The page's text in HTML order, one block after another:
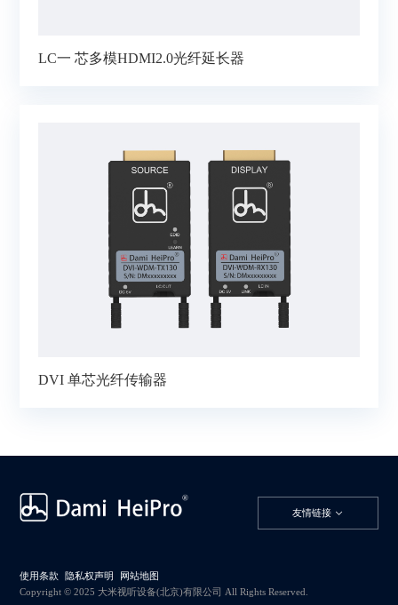
LC一 芯多模HDMI2.0光纤延长器
DVI 单芯光纤传输器
友情链接
使用条款 隐私权声明
网站地图
Copyright © 2025 大米视听设备(北京)有限公司 All Rights Reserved.